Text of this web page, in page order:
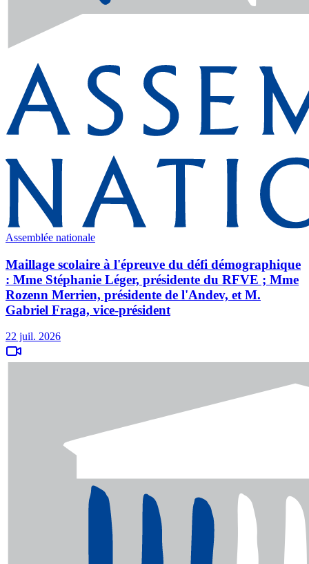
Assemblée nationale
Maillage scolaire à l'épreuve du défi démographique
: Mme Stéphanie Léger, présidente du RFVE ; Mme
Rozenn Merrien, présidente de l'Andev, et M.
Gabriel Fraga, vice-président
22 juil. 2026